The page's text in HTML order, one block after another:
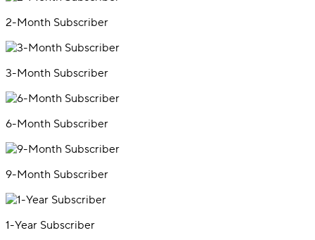
2-Month Subscriber
3-Month Subscriber
6-Month Subscriber
9-Month Subscriber
1-Year Subscriber